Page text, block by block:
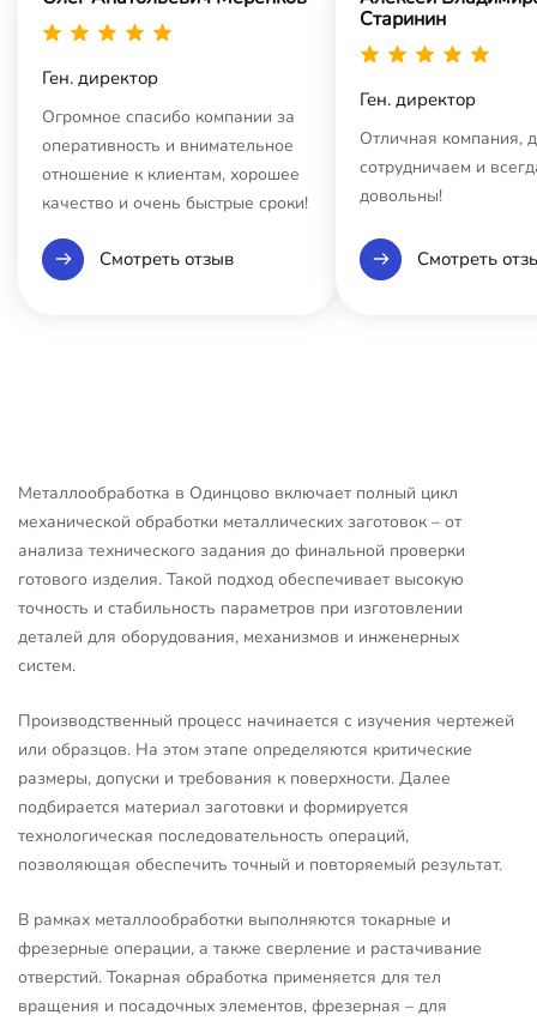
Ген. директор
Огромное спасибо компании за
оперативность и внимательное
отношение к клиентам, хорошее
качество и очень быстрые сроки!
Смотреть отзыв
Старинин
Ген. директор
Отличная компания,
сотрудничаем и
довольны!
Смотреть
Металлообработка в Одинцово включает полный цикл
механической обработки металлических заготовок – от
анализа технического задания до финальной проверки
готового изделия. Такой подход обеспечивает высокую
точность и стабильность параметров при изготовлении
деталей для оборудования, механизмов и инженерных
систем.
Производственный процесс начинается с изучения чертежей
или образцов. На этом этапе определяются критические
размеры, допуски и требования к поверхности. Далее
подбирается материал заготовки и формируется
технологическая последовательность операций,
позволяющая обеспечить точный и повторяемый результат.
В рамках металлообработки выполняются токарные и
фрезерные операции, а также сверление и растачивание
отверстий. Токарная обработка применяется для тел
вращения и посадочных элементов, фрезерная – для